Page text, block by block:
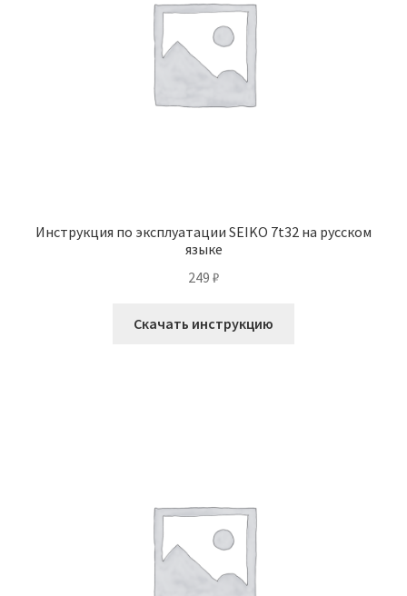
Инструкция по эксплуатации SEIKO 7t32 на русском
языке
249 ₽
Скачать инструкцию